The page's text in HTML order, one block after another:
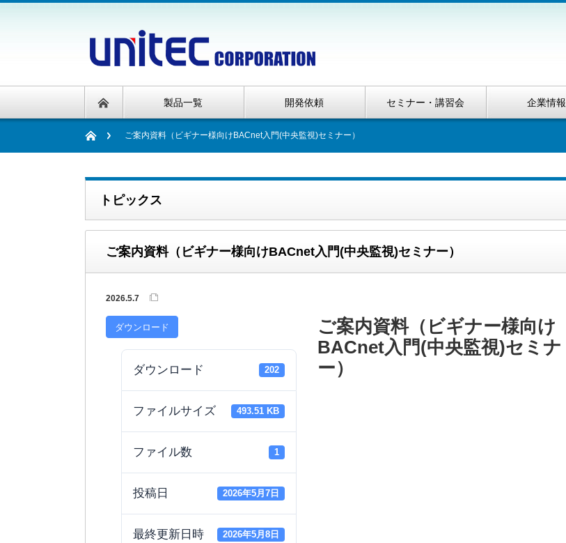
製品一覧 開発依頼 セミナー・講習会 企業情報
ご案内資料（ビギナー様向けBACnet入門(中央監視)セミナー）
トピックス
ご案内資料（ビギナー様向けBACnet入門(中央監視)セミナー）
2026.5.7
ダウンロード
ダウンロード 202
ファイルサイズ 493.51 KB
ファイル数 1
投稿日 2026年5月7日
最終更新日時 2026年5月8日
ご案内資料（ビギナー様向け
BACnet入門(中央監視)セミナ
ー）